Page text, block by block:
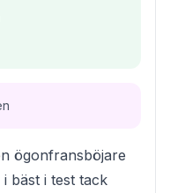
ögonfransböjare
bäst i test tack